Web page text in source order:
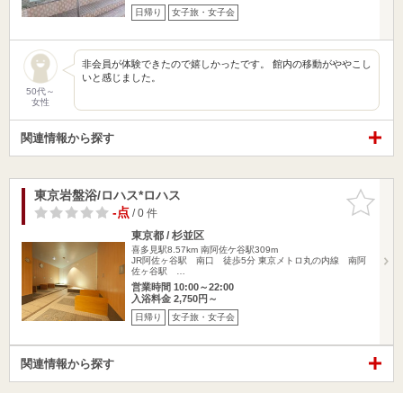
日帰り 女子旅・女子会
50代～
女性
非会員が体験できたので嬉しかったです。 館内の移動がややこし
いと感じました。
関連情報から探す
お気に入
りに追加
東京岩盤浴/ロハス*ロハス
-点/ 0 件
東京都 / 杉並区
喜多見駅8.57km 南阿佐ケ谷駅309m
JR阿佐ヶ谷駅 南口 徒歩5分 東京メトロ丸の内線 南阿
佐ヶ谷駅 …
営業時間 10:00～22:00
入浴料金 2,750円～
日帰り 女子旅・女子会
関連情報から探す